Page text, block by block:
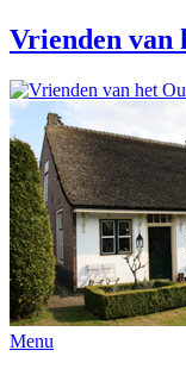
Vrienden van
Menu